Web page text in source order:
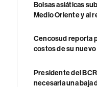
Bolsas asiáticas
Medio Oriente y al
Cencosud reporta
costos de su
Presidente del
necesaria una baja